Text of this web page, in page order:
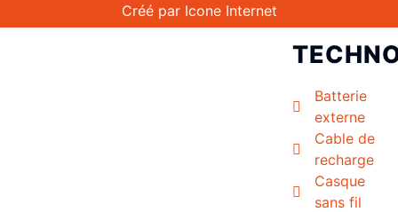
Batterie
externe
Cable de
recharge
Casque
sans fil
Créé par Icone Internet